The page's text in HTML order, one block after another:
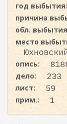
год выбытия:
причина
обл.
место
опись:
дело:
233
лист:
59
прим.:
1